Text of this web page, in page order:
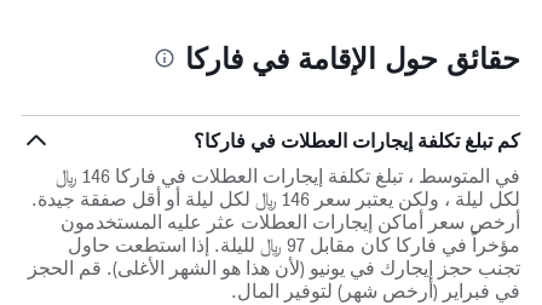
حقائق حول الإقامة في فاركا
كم تبلغ تكلفة إيجارات العطلات في فاركا؟
في المتوسط ، تبلغ تكلفة إيجارات العطلات في فاركا 146 ﷼
لكل ليلة ، ولكن يعتبر سعر 146 ﷼ لكل ليلة أو أقل صفقة جيدة.
أرخص سعر أماكن إيجارات العطلات عثر عليه المستخدمون
مؤخراً في فاركا كان مقابل 97 ﷼ لليلة. إذا استطعت حاول
تجنب حجز إيجارك في يونيو (لأن هذا هو الشهر الأغلى). قم الحجز
في فبراير (أرخص شهر) لتوفير المال.